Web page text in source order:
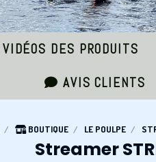
VIDÉOS DES PRODUITS
AVIS CLIENTS
BOUTIQUE LE POULPE
Streamer